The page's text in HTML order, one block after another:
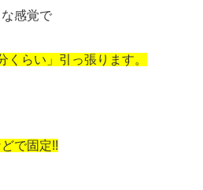
感覚で
くらい」引っ張ります。
で固定!!